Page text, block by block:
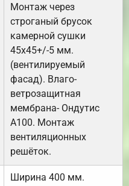
Монтаж через
строганый брусок
камерной сушки
45х45+/-5 мм.
(вентилируемый
фасад). Влаго-
ветрозащитная
мембрана- Ондутис
А100. Монтаж
вентиляционных
решёток.
Ширина 400 мм.